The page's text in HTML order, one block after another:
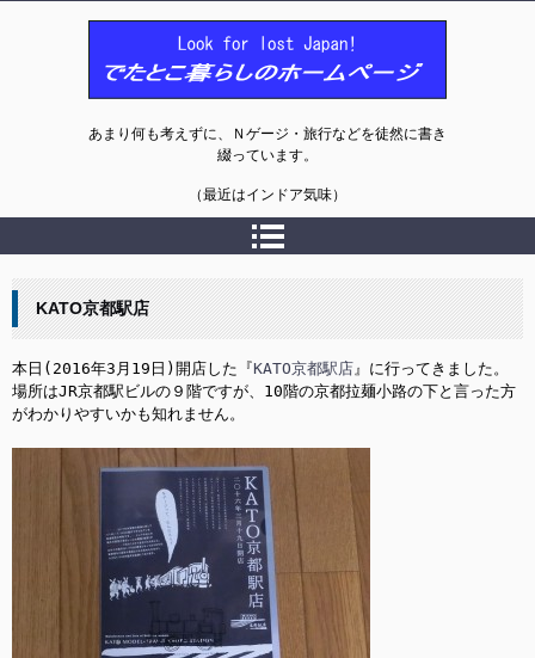
あまり何も考えずに、Ｎゲージ・旅行などを徒然に書き
綴っています。
（最近はインドア気味）
KATO京都駅店
本日( 2016年3月19日 )開店した『KATO京都駅店
場所はJR京都駅ビルの９階ですが、10階の京都拉麺小路の下と言った方
がわかりやすいかも知れません。